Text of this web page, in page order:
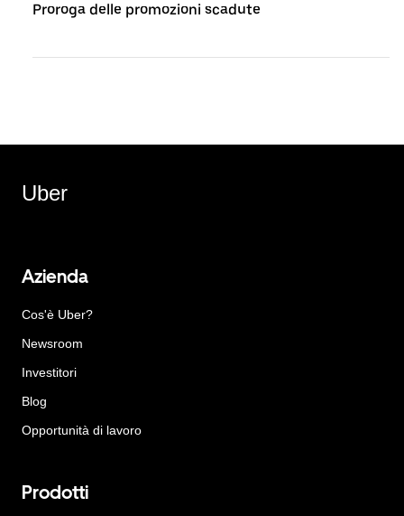
Proroga delle promozioni scadute
Uber
Azienda
Cos'è Uber?
Newsroom
Investitori
Blog
Opportunità di lavoro
Prodotti